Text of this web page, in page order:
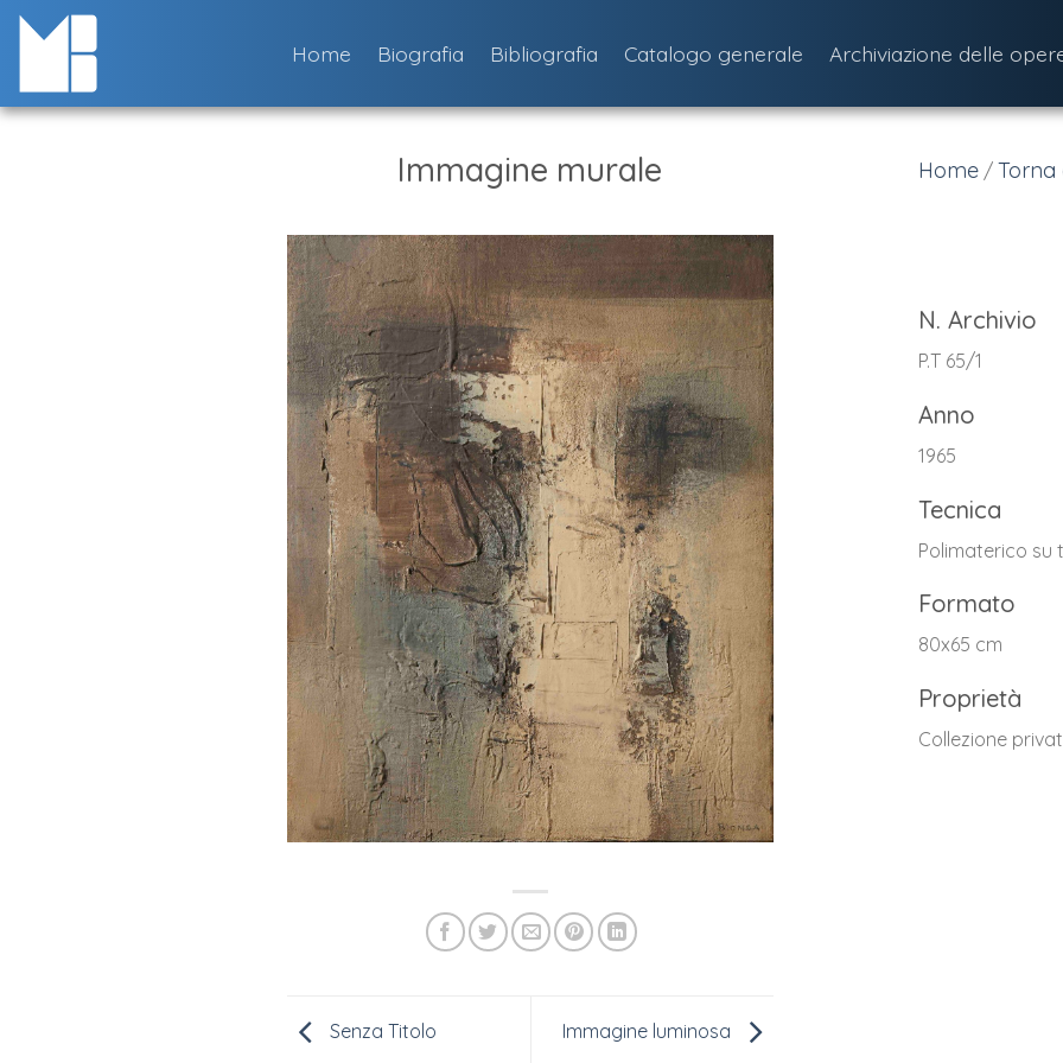
Skip
Home Biografia Bibliografia Catalogo generale Archiviazione delle
Immagine murale
Senza Titolo Immagine luminosa
Home / Torna
N. Archivio
P.T 65/1
Anno
1965
Tecnica
Polimaterico su
Formato
80x65 cm
Proprietà
Collezione